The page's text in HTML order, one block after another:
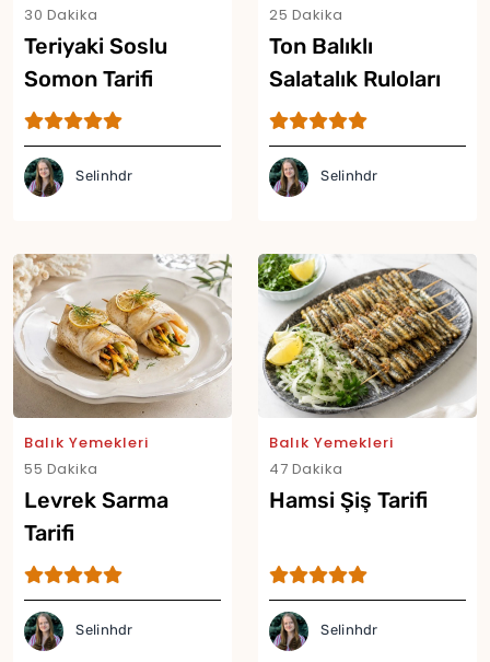
30 Dakika
Teriyaki Soslu
Somon Tarifi
Selinhdr
25 Dakika
Ton Balıklı
Salatalık Ruloları
Tarifi
Selinhdr
Balık Yemekleri
55 Dakika
Levrek Sarma
Tarifi
Selinhdr
Balık Yemekleri
47 Dakika
Hamsi Şiş Tarifi
Selinhdr